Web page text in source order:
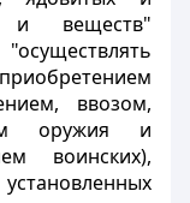
и веществ"
ввозом,
оружия и
воинских),